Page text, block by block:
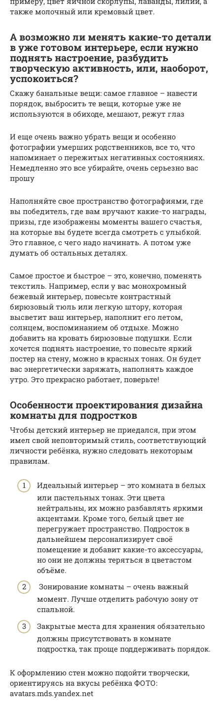
также молочный или кремовый цвет.
А возможно ли менять какие-то детали
в уже готовом интерьере, если нужно
поднять настроение, разбудить
творческую активность, или, наоборот,
успокоиться?
Скажу банальные вещи: самое главное – навести
порядок, выбросить те вещи, которые уже не
используются в обиходе, мешают, режут глаз
И еще очень важно убрать вещи и особенно
фотографии умерших родственников, все то, что
напоминает о пережитых негативных состояниях.
Немедленно это все убирайте, очень серьезно вас
прошу
Наполняйте свое пространство фотографиями, где
вы победитель, где вам вручают какие-то награды,
призы, где изображены моменты вашего счастья,
на которые вы будете всегда смотреть с улыбкой.
Это главное, с чего надо начинать. А потом уже
думать об остальных деталях.
Самое простое и быстрое – это, конечно, поменять
текстиль. Например, если у вас монохромный
бежевый интерьер, повесьте контрастный
бирюзовый тюль или легкую штору, которая
высветит ваш интерьер, наполнит его летом,
солнцем, воспоминанием об отдыхе. Можно
добавить на кровать бирюзовые подушки. Если
хочется поднять настроение, то повесьте яркий
постер на стену, можно в красных тонах. Он будет
вас энергетически заряжать, наполнять каждое
утро. Это прекрасно работает, поверьте!
Особенности проектирования дизайна
комнаты для подростков
Чтобы детский интерьер не приедался, при этом
имел свой неповторимый стиль, соответствующий
личности ребёнка, нужно следовать некоторым
правилам.
Идеальный интерьер – это комната в белых
или пастельных тонах. Эти цвета
нейтральны, их можно разбавлять яркими
акцентами. Кроме того, белый цвет не
перегружает пространство. Подросток в
дальнейшем персонализирует своё
помещение и добавит какие-то аксессуары,
но они не должны теряться в цветастом
объёме.
Зонирование комнаты – очень важный
момент. Лучше отделить рабочую зону от
спальной.
Закрытые места для хранения обязательно
должны присутствовать в комнате
подростка, так проще поддерживать порядок.
К оформлению стен можно подойти творчески,
ориентируясь на вкусы ребёнка ФОТО:
avatars.mds.yandex.net